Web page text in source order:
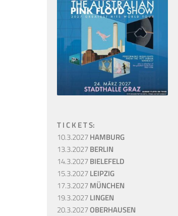
T I C K E T S:
10.3.2027HAMBURG
13.3.2027BERLIN
14.3.2027BIELEFELD
15.3.2027LEIPZIG
17.3.2027MÜNCHEN
19.3.2027LINGEN
20.3.2027OBERHAUSEN